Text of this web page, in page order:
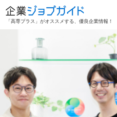
「高専プラス」がオススメする、優良企業情報！